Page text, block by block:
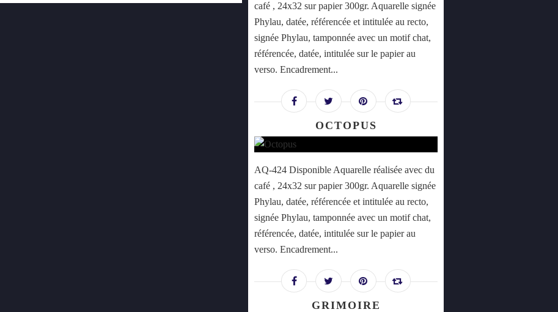
café , 24x32 sur papier 300gr. Aquarelle signée
Phylau, datée, référencée et intitulée au recto,
signée Phylau, tamponnée avec un motif chat,
référencée, datée, intitulée sur le papier au
verso. Encadrement...
OCTOPUS
AQ-424 Disponible Aquarelle réalisée avec du
café , 24x32 sur papier 300gr. Aquarelle signée
Phylau, datée, référencée et intitulée au recto,
signée Phylau, tamponnée avec un motif chat,
référencée, datée, intitulée sur le papier au
verso. Encadrement...
GRIMOIRE